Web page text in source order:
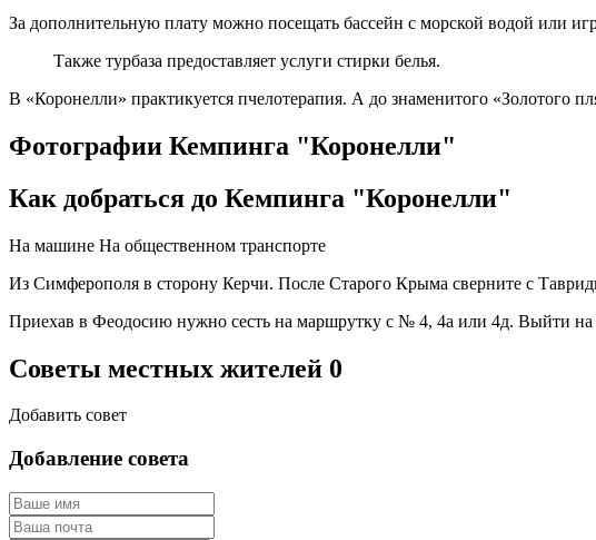
За дополнительную плату можно посещать бассейн с морской водой или
Также турбаза предоставляет услуги стирки белья.
В «Коронелли» практикуется пчелотерапия. А до знаменитого «Золотого
Фотографии Кемпинга "Коронелли"
Как добраться до Кемпинга "Коронелли"
На машине На общественном транспорте
Из Симферополя в сторону Керчи. После Старого Крыма сверните с
Приехав в Феодосию нужно сесть на маршрутку с № 4, 4а или 4д. Выйти
Советы местных жителей 0
Добавить совет
Добавление совета